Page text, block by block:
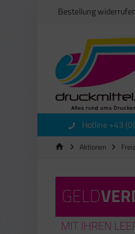
Bestellung
Hotline +43
Aktionen